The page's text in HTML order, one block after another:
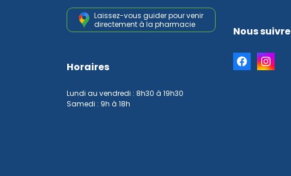
Laissez-vous guider pour venir
directement à la pharmacie
Horaires
Lundi au vendredi : 8h30 à 19h30
Samedi : 9h à 18h
Nous suivre